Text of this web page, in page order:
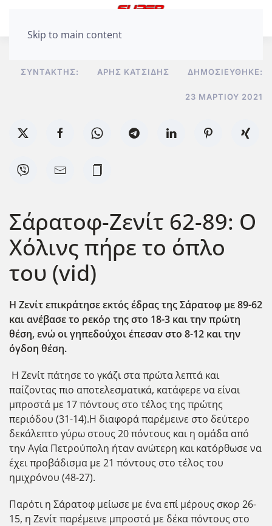
Skip to main content
ΣΥΝΤΆΚΤΗΣ: ΆΡΗΣ ΚΑΤΣΊΔΗΣ ΔΗΜΟΣΙΕΎΘΗΚΕ:
23 ΜΑΡΤΊΟΥ 2021
Σάρατοφ-Ζενίτ 62-89: O
Χόλινς πήρε το όπλο
του (vid)
Η Ζενίτ επικράτησε εκτός έδρας της Σάρατοφ με 89-62
και ανέβασε το ρεκόρ της στο 18-3 και την πρώτη
θέση, ενώ οι γηπεδούχοι έπεσαν στο 8-12 και την
όγδοη θέση.
Η Ζενίτ πάτησε το γκάζι στα πρώτα λεπτά και
παίζοντας πιο αποτελεσματικά, κατάφερε να είναι
μπροστά με 17 πόντους στο τέλος της πρώτης
περιόδου (31-14).Η διαφορά παρέμεινε στο δεύτερο
δεκάλεπτο γύρω στους 20 πόντους και η ομάδα από
την Αγία Πετρούπολη ήταν ανώτερη και κατόρθωσε να
έχει προβάδισμα με 21 πόντους στο τέλος του
ημιχρόνου (48-27).
Παρότι η Σάρατοφ μείωσε με ένα επί μέρους σκορ 26-
15, η Ζενίτ παρέμεινε μπροστά με δέκα πόντους στο